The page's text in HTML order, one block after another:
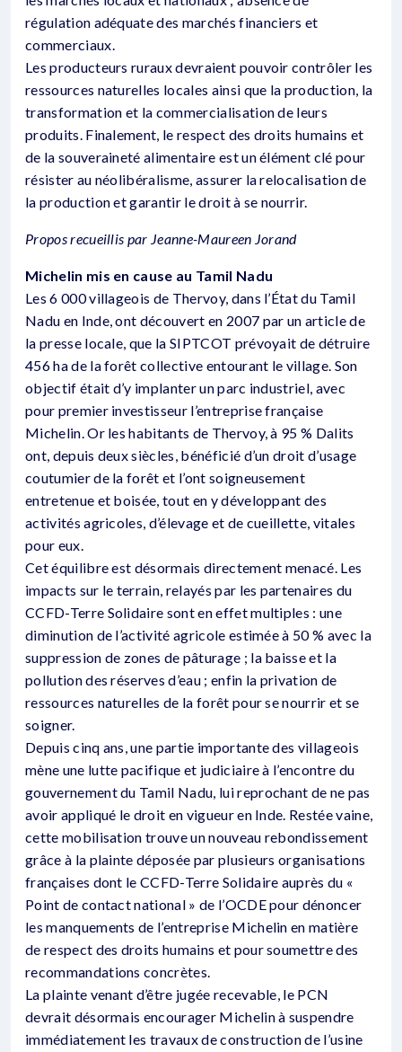
régulation adéquate des marchés financiers et
commerciaux.
Les producteurs ruraux devraient pouvoir contrôler les
ressources naturelles locales ainsi que la production, la
transformation et la commercialisation de leurs
produits. Finalement, le respect des droits humains et
de la souveraineté alimentaire est un élément clé pour
résister au néolibéralisme, assurer la relocalisation de
la production et garantir le droit à se nourrir.
Propos recueillis par Jeanne-Maureen Jorand
Michelin mis en cause au Tamil Nadu
Les 6 000 villageois de Thervoy, dans l’État du Tamil
Nadu en Inde, ont découvert en 2007 par un article de
la presse locale, que la SIPTCOT prévoyait de détruire
456 ha de la forêt collective entourant le village. Son
objectif était d’y implanter un parc industriel, avec
pour premier investisseur l’entreprise française
Michelin. Or les habitants de Thervoy, à 95 % Dalits
ont, depuis deux siècles, bénéficié d’un droit d’usage
coutumier de la forêt et l’ont soigneusement
entretenue et boisée, tout en y développant des
activités agricoles, d’élevage et de cueillette, vitales
pour eux.
Cet équilibre est désormais directement menacé. Les
impacts sur le terrain, relayés par les partenaires du
CCFD-Terre Solidaire sont en effet multiples : une
diminution de l’activité agricole estimée à 50 % avec la
suppression de zones de pâturage ; la baisse et la
pollution des réserves d’eau ; enfin la privation de
ressources naturelles de la forêt pour se nourrir et se
soigner.
Depuis cinq ans, une partie importante des villageois
mène une lutte pacifique et judiciaire à l’encontre du
gouvernement du Tamil Nadu, lui reprochant de ne pas
avoir appliqué le droit en vigueur en Inde. Restée vaine,
cette mobilisation trouve un nouveau rebondissement
grâce à la plainte déposée par plusieurs organisations
françaises dont le CCFD-Terre Solidaire auprès du «
Point de contact national » de l’OCDE pour dénoncer
les manquements de l’entreprise Michelin en matière
de respect des droits humains et pour soumettre des
recommandations concrètes.
La plainte venant d’être jugée recevable, le PCN
devrait désormais encourager Michelin à suspendre
immédiatement les travaux de construction de l’usine